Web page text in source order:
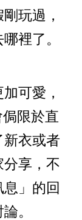
玩過，
裡了。
可愛，
限於直
衣或者
享，不
」的回
。